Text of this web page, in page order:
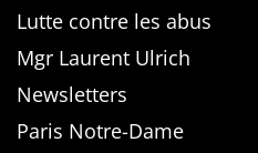
Lutte contre les abus
Mgr Laurent Ulrich
Newsletters
Paris Notre-Dame